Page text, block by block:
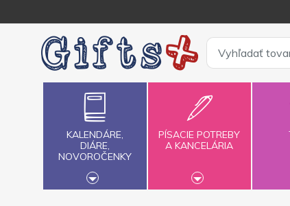
KALENDÁRE,
DIÁRE,
NOVOROČENKY
PÍSACIE POTREBY
A KANCELÁRIA